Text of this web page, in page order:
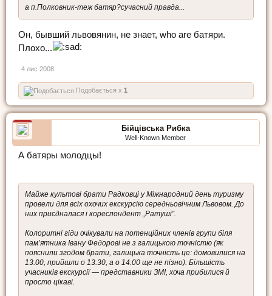
а п.Полковник-теж батяр?сучасний правда...
Он, бывший львовянин, не знает, who are батяри.
Плохо...
4 лис 2008
Подобається x 1
Бійцівська Рибка
Well-Known Member
А батяры молодцы!
Майже культові брати Радковці у Міжнародний день туризму
провели для всіх охочих екскурсію середньовічним Львовом. До
них приєдналася і кореспондент „Ратуші”.
Колоритні гіди очікували на потенційних членів групи біля
пам’ятника Івану Федорові не з галицькою точністю (як
пояснили згодом брати, галицька точність це: домовилися на
13.00, прийшли о 13.30, а о 14.00 ще не пізно). Більшість
учасників екскурсії — представники ЗМІ, хоча прибилися й
просто цікаві.